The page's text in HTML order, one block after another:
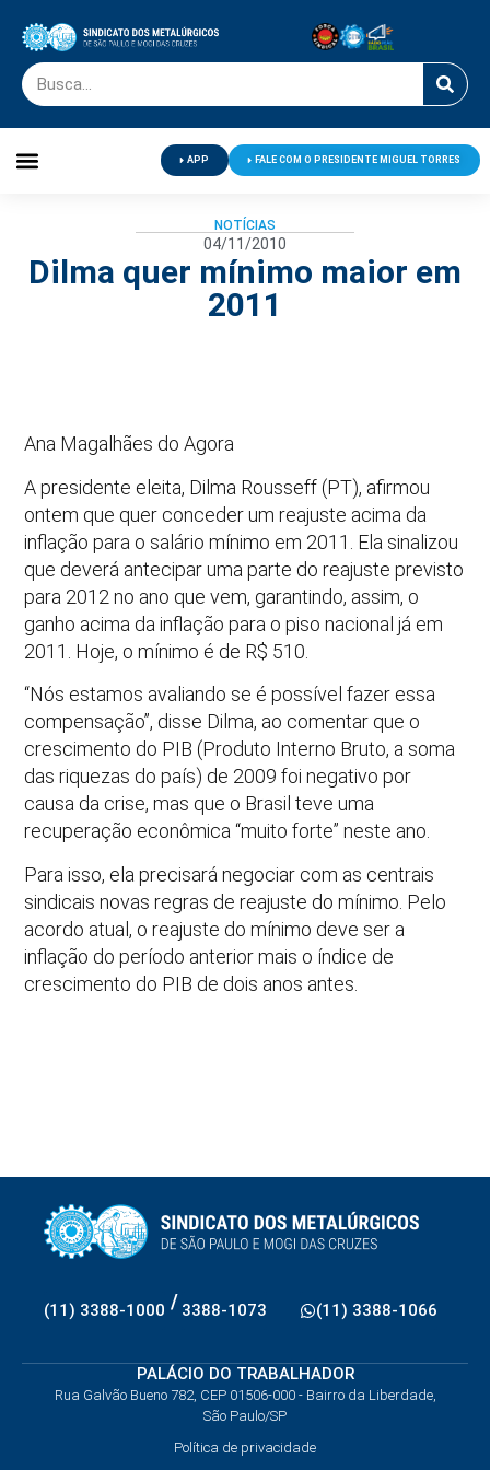
APP FALE COM O PRESIDENTE MIGUEL TORRES
NOTÍCIAS
04/11/2010
Dilma quer mínimo maior em
2011
Ana Magalhães do Agora
A presidente eleita, Dilma Rousseff (PT), afirmou
ontem que quer conceder um reajuste acima da
inflação para o salário mínimo em 2011. Ela sinalizou
que deverá antecipar uma parte do reajuste previsto
para 2012 no ano que vem, garantindo, assim, o
ganho acima da inflação para o piso nacional já em
2011. Hoje, o mínimo é de R$ 510.
“Nós estamos avaliando se é possível fazer essa
compensação”, disse Dilma, ao comentar que o
crescimento do PIB (Produto Interno Bruto, a soma
das riquezas do país) de 2009 foi negativo por
causa da crise, mas que o Brasil teve uma
recuperação econômica “muito forte” neste ano.
Para isso, ela precisará negociar com as centrais
sindicais novas regras de reajuste do mínimo. Pelo
acordo atual, o reajuste do mínimo deve ser a
inflação do período anterior mais o índice de
crescimento do PIB de dois anos antes.
(11) 3388-1000 / 3388-1073 (11) 3388-1066
PALÁCIO DO TRABALHADOR
Rua Galvão Bueno 782, CEP 01506-000 - Bairro da Liberdade,
São Paulo/SP
Política de privacidade